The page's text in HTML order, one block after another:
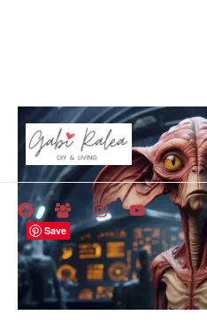
content
Save